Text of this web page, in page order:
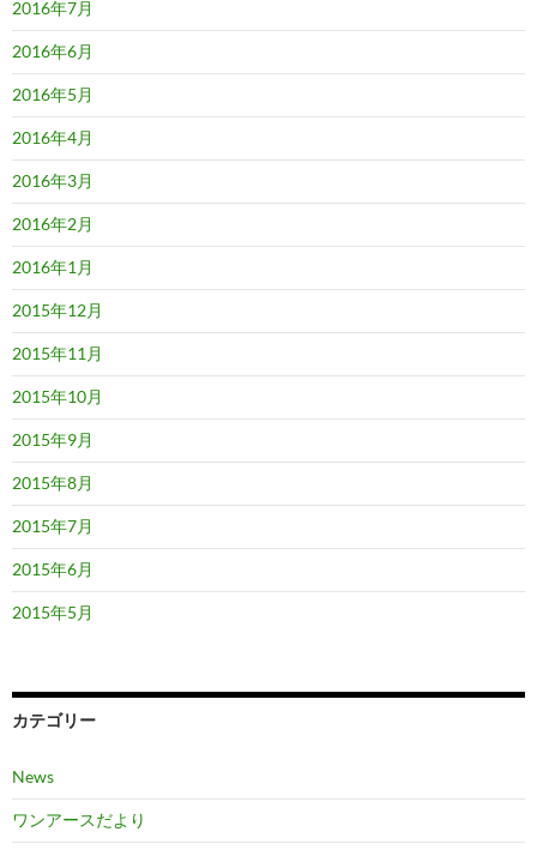
2016年7月
2016年6月
2016年5月
2016年4月
2016年3月
2016年2月
2016年1月
2015年12月
2015年11月
2015年10月
2015年9月
2015年8月
2015年7月
2015年6月
2015年5月
カテゴリー
News
ワンアースだより